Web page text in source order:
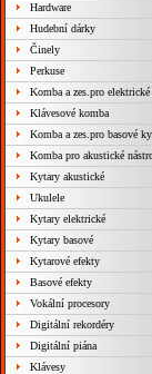
Hardware
Hudební dárky
Činely
Perkuse
Komba a zes.pro
Klávesové komba
Komba a zes.pro basové
Komba pro akustické
Kytary akustické
Ukulele
Kytary elektrické
Kytary basové
Kytarové efekty
Basové efekty
Vokální procesory
Digitální rekordéry
Digitální piána
Klávesy